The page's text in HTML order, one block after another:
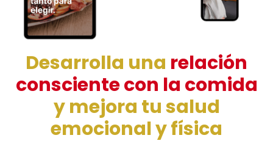
Desarrolla una relación
consciente con la comida
y mejora tu salud
emocional y física